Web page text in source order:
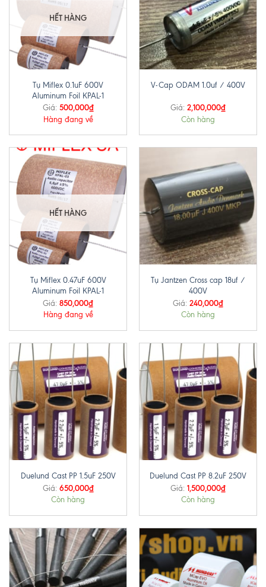
HẾT HÀNG
Tụ Miflex 0.1uF 600V
Aluminum Foil KPAL-1
Giá: 500,000₫
Hàng đang về
V-Cap ODAM 1.0uf / 400V
Giá: 2,100,000₫
Còn hàng
HẾT HÀNG
Tụ Miflex 0.47uF 600V
Aluminum Foil KPAL-1
Giá: 850,000₫
Hàng đang về
Tụ Jantzen Cross cap 18uf /
400V
Giá: 240,000₫
Còn hàng
Duelund Cast PP 1.5uF 250V
Giá: 650,000₫
Còn hàng
Duelund Cast PP 8.2uF 250V
Giá: 1,500,000₫
Còn hàng